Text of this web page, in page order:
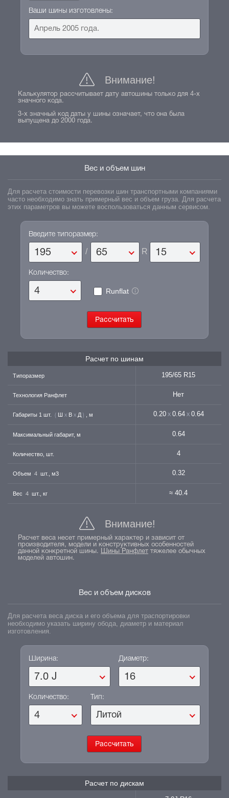
Ваши шины изготовлены:
Внимание!
Калькулятор рассчитывает дату автошины только для 4-х
значного кода.
3-х значный код даты у шины означает, что она была
выпущена до 2000 года.
Вес и объем шин
Для расчета стоимости перевозки шин транспортными компаниями
часто необходимо знать примерный вес и объем груза. Для расчета
этих параметров вы можете воспользоваться данным сервисом.
Введите типоразмер:
195 / 65 R 15
Количество:
4 Runflat
Расчет по шинам
Типоразмер 195/65 R15
Технология Ранфлет Нет
Габариты 1 шт. ( Ш х В х Д ) , м 0.20 х 0.64 х 0.64
Максимальный габарит, м 0.64
Количество, шт. 4
Объем 4 шт., м3 0.32
Вес 4 шт., кг ≈ 40.4
Внимание!
Расчет веса несет примерный характер и зависит от
производителя, модели и конструктивных особенностей
данной конкретной шины. Шины Ранфлет тяжелее обычных
моделей автошин.
Вес и объем дисков
Для расчета веса диска и его объема для траспортировки
необходимо указать ширину обода, диаметр и материал
изготовления.
Ширина:
7.0 J
Диаметр:
16
Количество:
4
Тип:
Литой
Расчет по дискам